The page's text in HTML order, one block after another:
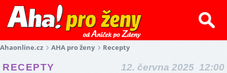
Ahaonline.cz AHA pro ženy Recepty
12. června 2025 12:00
RECEPTY